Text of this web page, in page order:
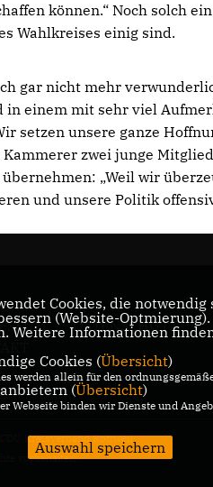
können.“ Noch solch
Wahlkreises einig sind.
gar nicht mehr
einem mit sehr viel
setzen unsere ganze
zwei junge
„Weil wir
und unsere Politik
DATENSCHUTZ
Kreisverband Rottweil
vorbehalten.
Cookies, die
(Website-
Weitere Informationen
Cookies (Übersicht)
werden allein für den
(Übersicht)
Webseite binden wir Dienste und
Auswahl speichern